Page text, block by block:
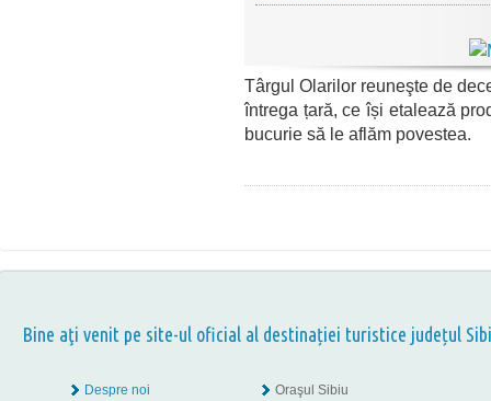
Târgul Olarilor reuneşte de
întrega țară, ce își etalează
bucurie să le aflăm povestea.
Bine aţi venit pe site-ul oficial al destinației turistice județul
Despre noi
Oraşul Sibiu